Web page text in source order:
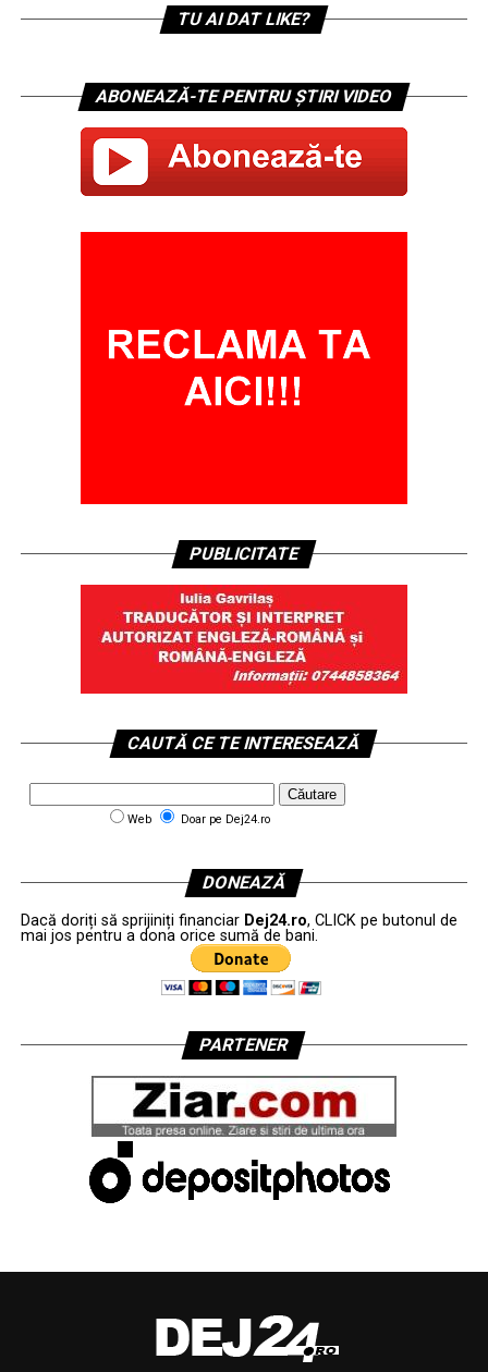
TU AI DAT LIKE?
ABONEAZĂ-TE PENTRU ȘTIRI VIDEO
PUBLICITATE
CAUTĂ CE TE INTERESEAZĂ
Web Doar pe Dej24.ro
DONEAZĂ
Dacă doriți să sprijiniți financiar Dej24.ro, CLICK pe butonul de
mai jos pentru a dona orice sumă de bani.
PARTENER